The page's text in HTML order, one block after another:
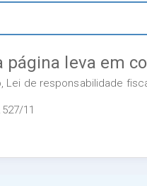
leva em
de responsabilidade
11